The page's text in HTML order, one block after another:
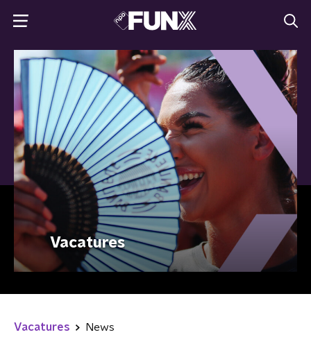
Vacatures
Vacatures News